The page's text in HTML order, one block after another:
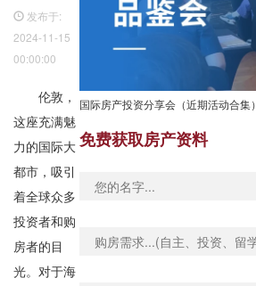
发布于:
2024-11-15
00:00:00
伦敦，
这座充满魅
力的国际大
都市，吸引
着全球众多
投资者和购
房者的目
光。对于海
国际房产投资分享会（近期活动合集）
免费获取房产资料